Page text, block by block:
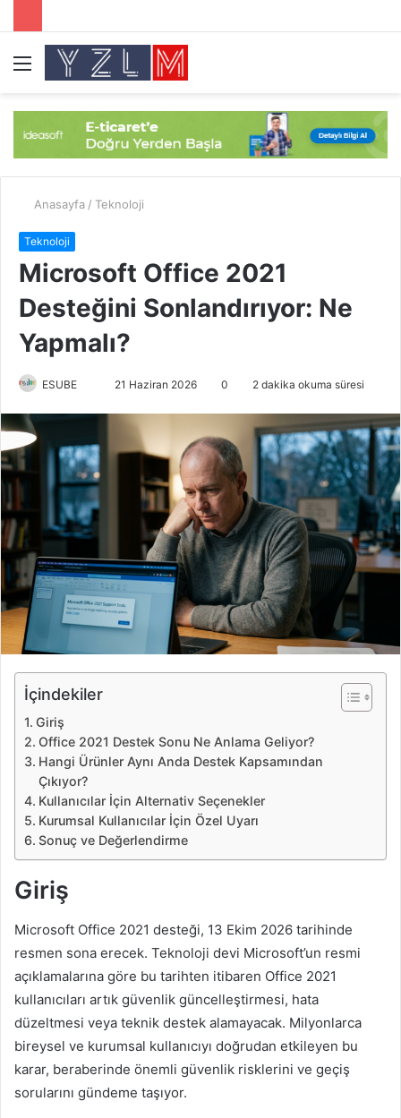
Menü
Anasayfa / Teknoloji
Teknoloji
Microsoft Office 2021
Desteğini Sonlandırıyor: Ne
Yapmalı?
ESUBE
e
-
p
o
s
t
a
g
e
21 Haziran 2026 0 2 dakika okuma süresi
İçindekiler
Giriş
Office 2021 Destek Sonu Ne Anlama Geliyor?
Hangi Ürünler Aynı Anda Destek Kapsamından
Çıkıyor?
Kullanıcılar İçin Alternativ Seçenekler
Kurumsal Kullanıcılar İçin Özel Uyarı
Sonuç ve Değerlendirme
Giriş
Microsoft Office 2021 desteği, 13 Ekim 2026 tarihinde
resmen sona erecek. Teknoloji devi Microsoft’un resmi
açıklamalarına göre bu tarihten itibaren Office 2021
kullanıcıları artık güvenlik güncelleştirmesi, hata
düzeltmesi veya teknik destek alamayacak. Milyonlarca
bireysel ve kurumsal kullanıcıyı doğrudan etkileyen bu
karar, beraberinde önemli güvenlik risklerini ve geçiş
sorularını gündeme taşıyor.